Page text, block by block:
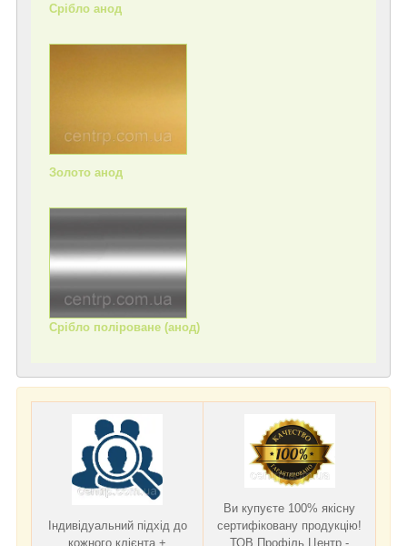
Срібло анод
Золото анод
Срібло поліроване (анод)
Індивідуальний підхід до
кожного клієнта +
Ви купуєте 100% якісну
сертифіковану продукцію!
ТОВ Профіль Центр -